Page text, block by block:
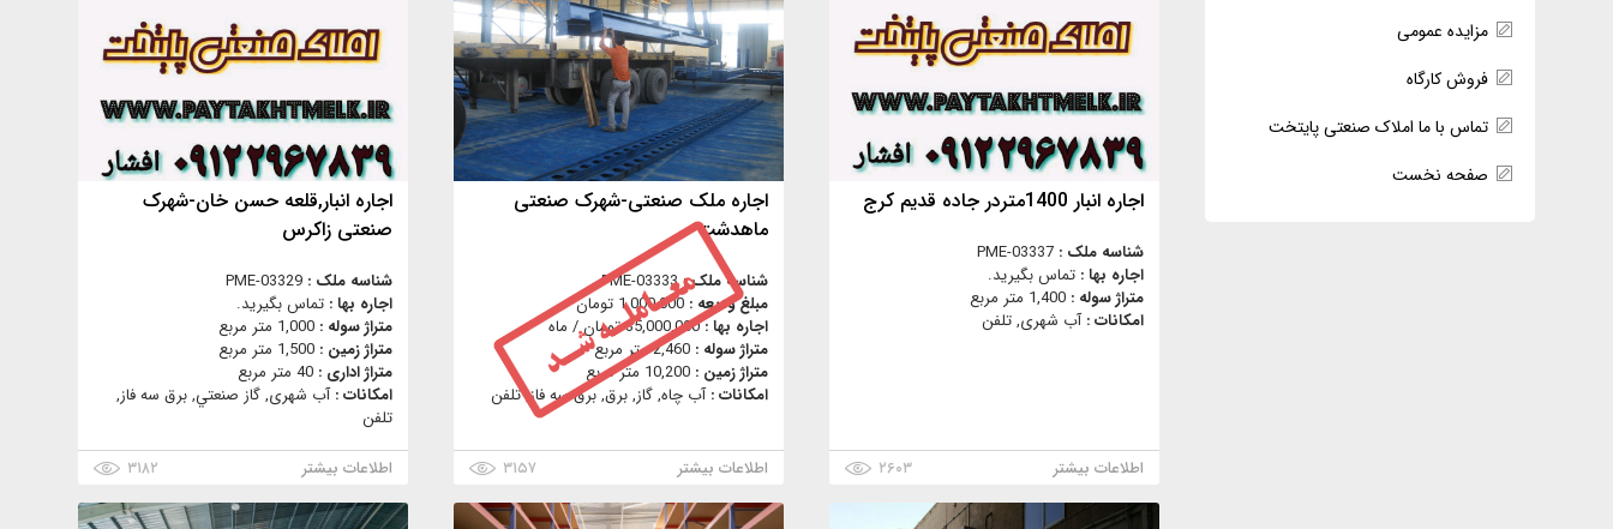
مزایده عمومی
فروش کارگاه
تماس با ما املاک صنعتی پایتخت
صفحه نخست
اجاره انبار 1400متردر جاده قدیم کرج
شناسه ملک : PME-03337
اجاره بها : تماس بگیرید.
متراژ سوله : 1,400 متر مربع
امکانات :آب شهری, تلفن
اطلاعات بیشتر ۲۶۰۳
اجاره ملک صنعتی-شهرک صنعتی
ماهدشت
شناسه ملک :PME-03333
مبلغ ودیعه : 1,000,000 تومان
اجاره بها :35,000,000 تومان / ماه
متراژ سوله : 2,460 متر مربع
متراژ زمین : 10,200 متر مربع
امکانات :آب چاه, گاز, برق, برق سه فاز, تلفن
اطلاعات بیشتر ۳۱۵۷
اجاره انبار,قلعه حسن خان-شهرک
صنعتی زاکرس
شناسه ملک : PME-03329
اجاره بها : تماس بگیرید.
متراژ سوله : 1,000 متر مربع
متراژ زمین : 1,500 متر مربع
متراژ اداری : 40 متر مربع
امکانات :آب شهری, گاز صنعتي, برق سه فاز,
تلفن
اطلاعات بیشتر
۳۱۸۲